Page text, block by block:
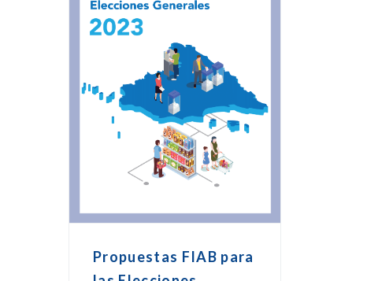
Propuestas FIAB para